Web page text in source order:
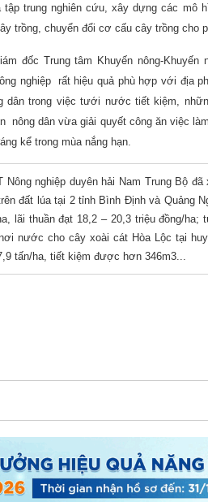
trung nghiên cứu, xây dựng các mô
trồng, chuyển đổi cơ cấu cây trồng cho
đốc Trung tâm Khuyến nông-
nghiệp rất hiệu quả phù hợp với địa
dân trong việc tưới nước tiết kiệm,
nông dân vừa giải quyết công ăn việc
kể trong mùa nắng hạn.
Nông nghiệp duyên hải Nam Trung Bộ
đất lúa tại 2 tỉnh Bình Định và Quảng
lãi thuần đạt 18,2 – 20,3 triệu đồng/
nước cho cây xoài cát Hòa Lộc tại
tấn/ha, tiết kiệm được hơn 346m3...